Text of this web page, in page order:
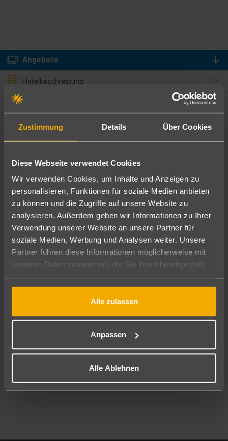
Zustimmung Details Über Cookies
Diese Webseite verwendet Cookies
Wir verwenden Cookies, um Inhalte und Anzeigen zu
personalisieren, Funktionen für soziale Medien anbieten
zu können und die Zugriffe auf unsere Website zu
analysieren. Außerdem geben wir Informationen zu Ihrer
Verwendung unserer Website an unsere Partner für
soziale Medien, Werbung und Analysen weiter. Unsere
Partner führen diese Informationen möglicherweise mit
weiteren Daten zusammen, die Sie ihnen bereitgestellt
gesammelt haben.
Alle zulassen
Anpassen
Alle Ablehnen
Angebote
Hotelbeschreibung
Hotelmerkmale
Bewertungen
Lage und Umgebung
Angebote filtern
Ändere die Kriterien nach deinen Wünschen
Pauschal Nur Hotel
Abflughafen
Reisezeitraum
08.08.26–06.08.27 7-21 Nächte
2 Erwachsene Keine Kinder